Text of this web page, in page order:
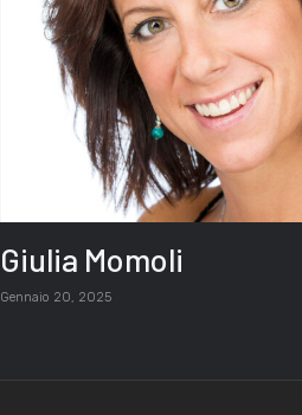
Giulia Momoli
Gennaio 20, 2025